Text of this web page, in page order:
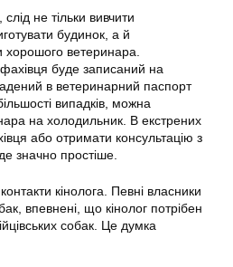
не тільки вивчити
будинок, а й
хорошого ветеринара.
буде записаний на
в ветеринарний паспорт
випадків, можна
на холодильник. В екстрених
або отримати консультацію з
значно простіше.
кінолога. Певні власники
впевнені, що кінолог потрібен
собак. Це думка